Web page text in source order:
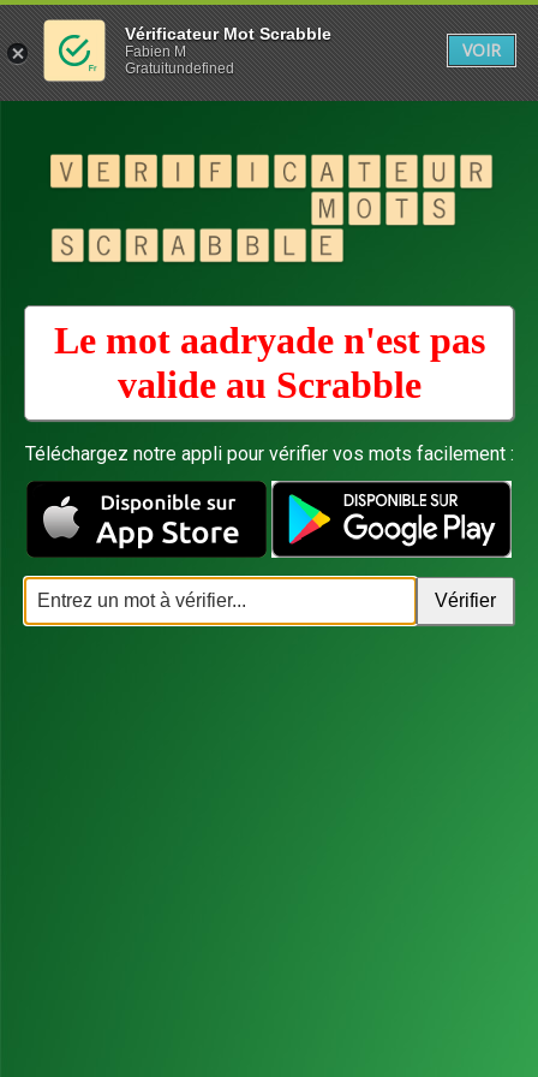
Le mot aadryade n'est pas
valide au Scrabble
Téléchargez notre appli pour vérifier vos mots facilement :
Vérificateur Mot Scrabble
Fabien M
Gratuitundefined
VOIR